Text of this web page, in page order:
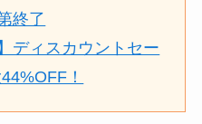
終了
ディスカウントセー
！